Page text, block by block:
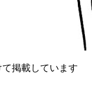
掲載しています